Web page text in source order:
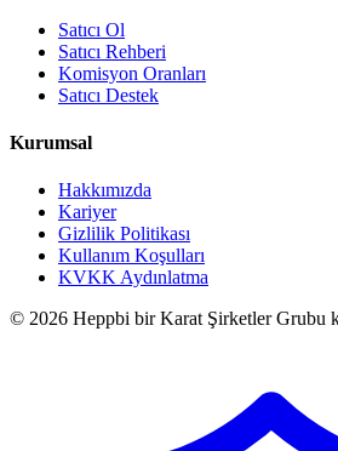
Satıcı Ol
Satıcı Rehberi
Komisyon Oranları
Satıcı Destek
Kurumsal
Hakkımızda
Kariyer
Gizlilik Politikası
Kullanım Koşulları
KVKK Aydınlatma
© 2026 Heppbi bir Karat Şirketler Grubu